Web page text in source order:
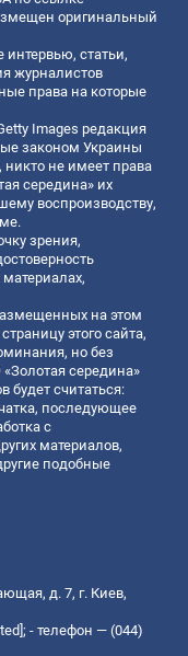
оригинальный
интервью, статьи,
журналистов
права на которые
Images редакция
законом Украины
никто не имеет права
середина» их
воспроизводству,
зрения,
на этом
этого сайта,
но без
середина»
считаться:
последующее
с
материалов,
подобные
д. 7, г. Киев,
; - телефон — (044)